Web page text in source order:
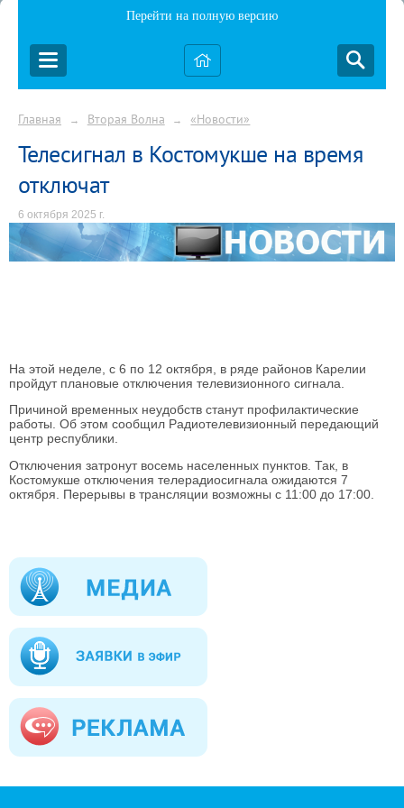
Перейти на полную версию
Главная → Вторая Волна → «Новости»
Телесигнал в Костомукше на время
отключат
6 октября 2025 г.
На этой неделе, с 6 по 12 октября, в ряде районов Карелии
пройдут плановые отключения телевизионного сигнала.
Причиной временных неудобств станут профилактические
работы. Об этом сообщил Радиотелевизионный передающий
центр республики.
Отключения затронут восемь населенных пунктов. Так, в
Костомукше отключения телерадиосигнала ожидаются 7
октября. Перерывы в трансляции возможны с 11:00 до 17:00.